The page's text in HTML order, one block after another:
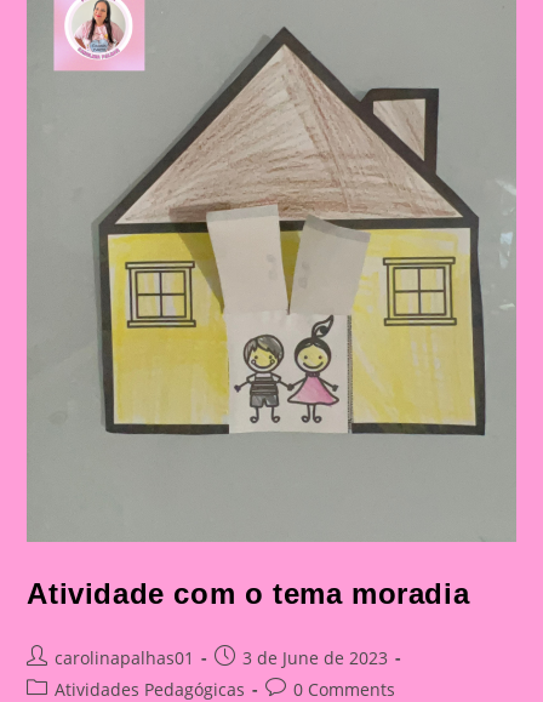
Atividade com o tema moradia
Post
author:
carolinapalhas01
Post
published:
3 de June de 2023
PostAtividades Pedagógicas
Post0 Comments